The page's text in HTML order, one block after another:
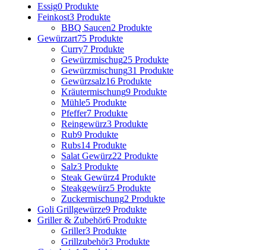
Essig0 Produkte
Feinkost3 Produkte
BBQ Saucen2 Produkte
Gewürzart75 Produkte
Curry7 Produkte
Gewürzmischug25 Produkte
Gewürzmischung31 Produkte
Gewürzsalz16 Produkte
Kräutermischung9 Produkte
Mühle5 Produkte
Pfeffer7 Produkte
Reingewürz3 Produkte
Rub9 Produkte
Rubs14 Produkte
Salat Gewürz22 Produkte
Salz3 Produkte
Steak Gewürz4 Produkte
Steakgewürz5 Produkte
Zuckermischung2 Produkte
Goli Grillgewürze9 Produkte
Griller & Zubehör6 Produkte
Griller3 Produkte
Grillzubehör3 Produkte